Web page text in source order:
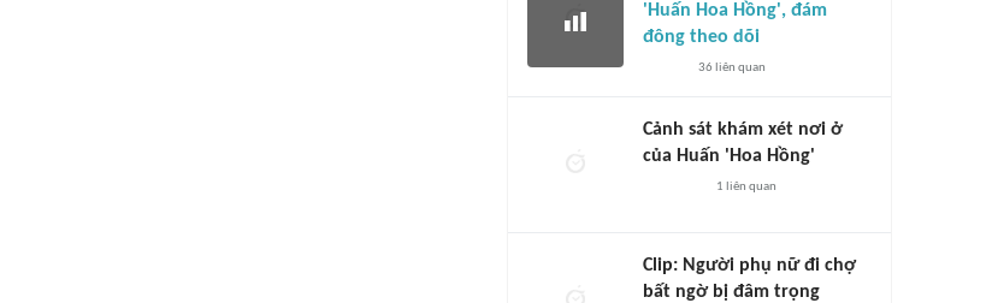
'Huấn Hoa Hồng', đám
đông theo dõi
36 liên quan
Cảnh sát khám xét nơi ở
của Huấn 'Hoa Hồng'
1 liên quan
Clip: Người phụ nữ đi chợ
bất ngờ bị đâm trọng